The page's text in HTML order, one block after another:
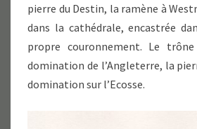
pierre du Destin, la ramène à
dans la cathédrale, encastrée
propre couronnement. Le
domination de l’Angleterre, la
domination sur l’Ecosse.